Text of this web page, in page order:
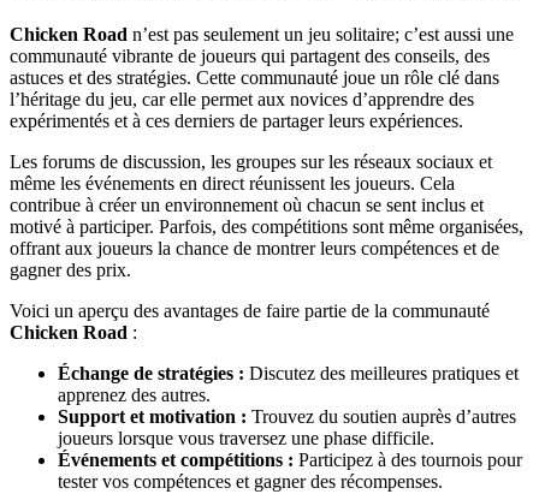
Chicken Road n’est pas seulement un jeu solitaire; c’est aussi une
communauté vibrante de joueurs qui partagent des conseils, des
astuces et des stratégies. Cette communauté joue un rôle clé dans
l’héritage du jeu, car elle permet aux novices d’apprendre des
expérimentés et à ces derniers de partager leurs expériences.
Les forums de discussion, les groupes sur les réseaux sociaux et
même les événements en direct réunissent les joueurs. Cela
contribue à créer un environnement où chacun se sent inclus et
motivé à participer. Parfois, des compétitions sont même organisées,
offrant aux joueurs la chance de montrer leurs compétences et de
gagner des prix.
Voici un aperçu des avantages de faire partie de la communauté
Chicken Road :
Échange de stratégies : Discutez des meilleures pratiques et
apprenez des autres.
Support et motivation : Trouvez du soutien auprès d’autres
joueurs lorsque vous traversez une phase difficile.
Événements et compétitions : Participez à des tournois pour
tester vos compétences et gagner des récompenses.